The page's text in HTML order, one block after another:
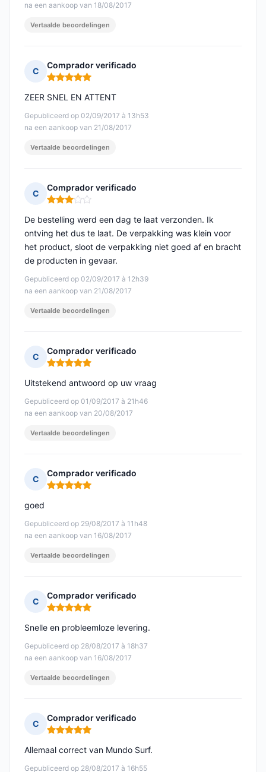
na een aankoop van 18/08/2017
Vertaalde beoordelingen
C
Comprador verificado
Opmerking: 5 van 5
Gepubliceerd op 02/09/2017 à 13h53
na een aankoop van 21/08/2017
ZEER SNEL EN ATTENT
Vertaalde beoordelingen
C
Comprador verificado
Opmerking: 3 van 5
Gepubliceerd op 02/09/2017 à 12h39
na een aankoop van 21/08/2017
De bestelling werd een dag te laat verzonden. Ik
ontving het dus te laat. De verpakking was klein voor
het product, sloot de verpakking niet goed af en bracht
de producten in gevaar.
Vertaalde beoordelingen
C
Comprador verificado
Opmerking: 5 van 5
Gepubliceerd op 01/09/2017 à 21h46
na een aankoop van 20/08/2017
Uitstekend antwoord op uw vraag
Vertaalde beoordelingen
C
Comprador verificado
Opmerking: 5 van 5
Gepubliceerd op 29/08/2017 à 11h48
na een aankoop van 16/08/2017
goed
Vertaalde beoordelingen
C
Comprador verificado
Opmerking: 5 van 5
Gepubliceerd op 28/08/2017 à 18h37
na een aankoop van 16/08/2017
Snelle en probleemloze levering.
Vertaalde beoordelingen
C
Comprador verificado
Opmerking: 5 van 5
Gepubliceerd op 28/08/2017 à 16h55
Allemaal correct van Mundo Surf.